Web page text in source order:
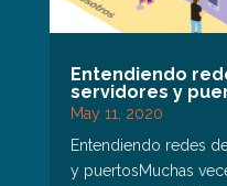
Entendiendo
servidores y
May 11, 2020
Entendiendo redes
y puertosMuchas